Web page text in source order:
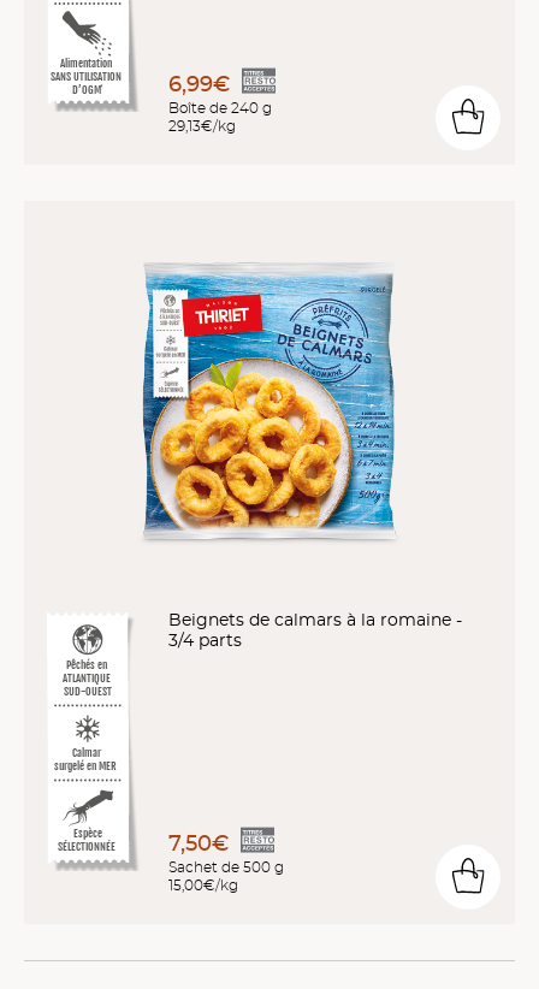
Alimentation
SANS UTILISATION
D’OGM* 6,99€
Boîte de 240 g
29,13€/kg
Calmar
surgelé en MER
Espèce
SÉLECTIONNÉE
Pêchés en
ATLANTIQUE
SUD-OUEST
Beignets de calmars à la romaine -
3/4 parts
7,50€
Sachet de 500 g
15,00€/kg